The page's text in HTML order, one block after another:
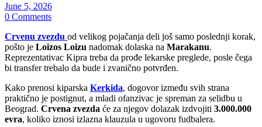
June 5, 2026
0 Comments
Crvenu zvezdu od velikog pojačanja deli još samo poslednji korak,
pošto je Loizos Loizu nadomak dolaska na Marakanu.
Reprezentativac Kipra treba da prođe lekarske preglede, posle čega
bi transfer trebalo da bude i zvanično potvrđen.
Kako prenosi kiparska Kerkida, dogovor između svih strana
praktično je postignut, a mladi ofanzivac je spreman za selidbu u
Beograd. Crvena zvezda će za njegov dolazak izdvojiti 3.000.000
evra, koliko iznosi izlazna klauzula u ugovoru fudbalera.